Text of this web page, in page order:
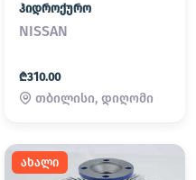
ჰიდროქურო
NISSAN
₾310.00
თბილისი, დიღომი
ახალი